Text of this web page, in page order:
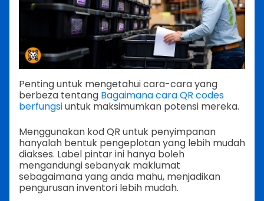
Penting untuk mengetahui cara-cara yang
berbeza tentang Bagaimana cara QR codes
berfungsiuntuk maksimumkan potensi mereka.
Menggunakan kod QR untuk penyimpanan
hanyalah bentuk pengeplotan yang lebih mudah
diakses. Label pintar ini hanya boleh
mengandungi sebanyak maklumat
sebagaimana yang anda mahu, menjadikan
pengurusan inventori lebih mudah.